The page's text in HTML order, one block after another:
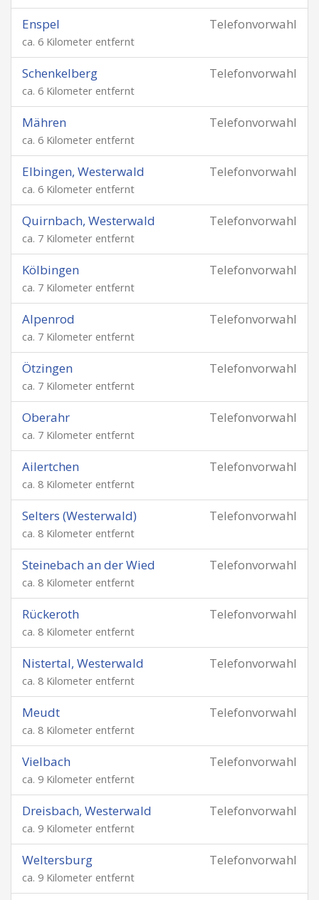
Telefonvorwahl
Enspel
ca. 6 Kilometer entfernt
Telefonvorwahl
Schenkelberg
ca. 6 Kilometer entfernt
Telefonvorwahl
Mähren
ca. 6 Kilometer entfernt
Telefonvorwahl
Elbingen, Westerwald
ca. 6 Kilometer entfernt
Telefonvorwahl
Quirnbach, Westerwald
ca. 7 Kilometer entfernt
Telefonvorwahl
Kölbingen
ca. 7 Kilometer entfernt
Telefonvorwahl
Alpenrod
ca. 7 Kilometer entfernt
Telefonvorwahl
Ötzingen
ca. 7 Kilometer entfernt
Telefonvorwahl
Oberahr
ca. 7 Kilometer entfernt
Telefonvorwahl
Ailertchen
ca. 8 Kilometer entfernt
Telefonvorwahl
Selters (Westerwald)
ca. 8 Kilometer entfernt
Telefonvorwahl
Steinebach an der Wied
ca. 8 Kilometer entfernt
Telefonvorwahl
Rückeroth
ca. 8 Kilometer entfernt
Telefonvorwahl
Nistertal, Westerwald
ca. 8 Kilometer entfernt
Telefonvorwahl
Meudt
ca. 8 Kilometer entfernt
Telefonvorwahl
Vielbach
ca. 9 Kilometer entfernt
Telefonvorwahl
Dreisbach, Westerwald
ca. 9 Kilometer entfernt
Telefonvorwahl
Weltersburg
ca. 9 Kilometer entfernt